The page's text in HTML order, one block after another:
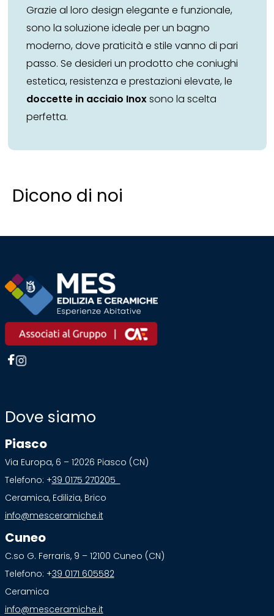
Grazie al loro design elegante e funzionale,
sono la soluzione ideale per un bagno
moderno, dove praticità e stile vanno di pari
passo. Se desideri un prodotto che coniughi
estetica, resistenza e prestazioni elevate, le
doccette in acciaio Inoxsono la scelta
perfetta.
Dicono di noi
Dove siamo
Piasco
Via Europa, 6 – 12026 Piasco (CN)
Telefono: +39 0175 270205
Ceramica, Edilizia, Brico
info@mesceramiche.it
Cuneo
C.so G. Ferraris, 9 – 12100 Cuneo (CN)
Telefono: +39 0171 605582
Ceramica
info@mesceramiche.it